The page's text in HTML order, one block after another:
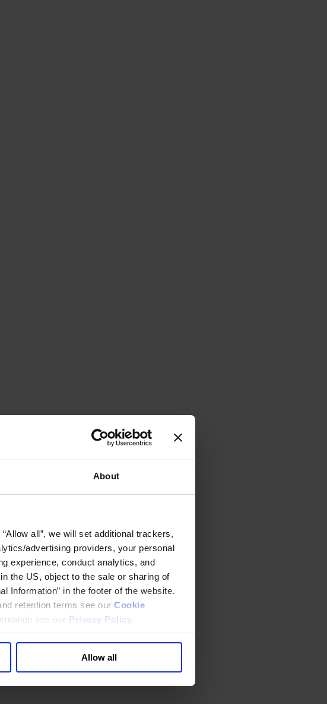
About
all”, we will set additional trackers,
advertising providers, your personal
experience, conduct analytics, and
the US, object to the sale or sharing of
Information” in the footer of the website.
retention terms see our Cookie
see our Privacy Policy
Allow all